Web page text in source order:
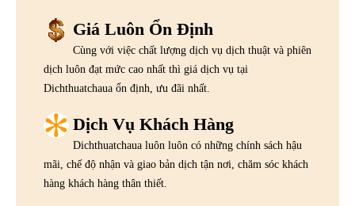
Giá Luôn Ổn Định
Cùng với việc chất lượng dịch vụ dịch thuật và phiên
dịch luôn đạt mức cao nhất thì giá dịch vụ tại
Dichthuatchaua ổn định, ưu đãi nhất.
Dịch Vụ Khách Hàng
Dichthuatchaua luôn luôn có những chính sách hậu
mãi, chế độ nhận và giao bản dịch tận nơi, chăm sóc khách
hàng khách hàng thân thiết.